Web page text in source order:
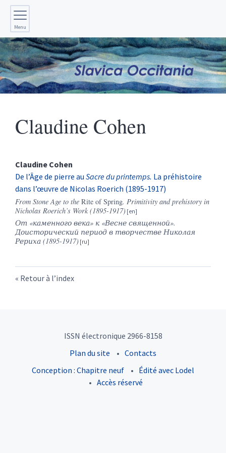
Menu
Claudine Cohen
Claudine Cohen
De l’Âge de pierre au Sacre du printemps. La préhistoire
dans l’œuvre de Nicolas Roerich (1895-1917)
From Stone Age to the Rite of Spring. Primitivity and prehistory in
Nicholas Roerich’s Work (1895-1917)
От «каменного века» к «Весне священной».
Доисторический период в творчестве Николая
Рериха (1895-1917)
Retour à l’index
ISSN électronique 2966-8158
Plan du site
Contacts
Conception : Chapitre neuf
Édité avec Lodel
Accès réservé